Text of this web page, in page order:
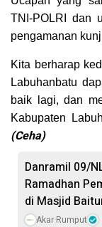
TNI-POLRI dan
pengamanan
Kita berharap
Labuhanbatu
baik lagi, dan
Kabupaten
(Ceha)
Danramil 09/
Ramadhan
di Masjid
Akar Rumput